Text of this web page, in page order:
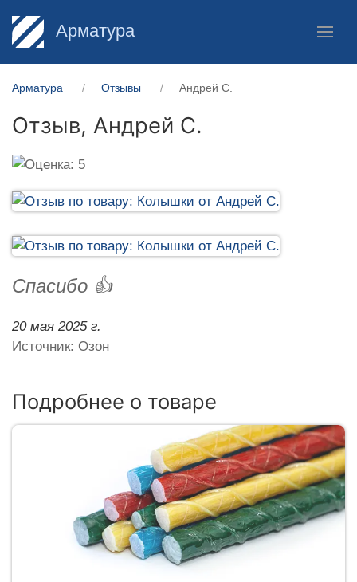
Арматура
Арматура Отзывы Андрей С.
Отзыв, Андрей С.
Спасибо 👍
20 мая 2025 г.
Источник: Озон
Подробнее о товаре